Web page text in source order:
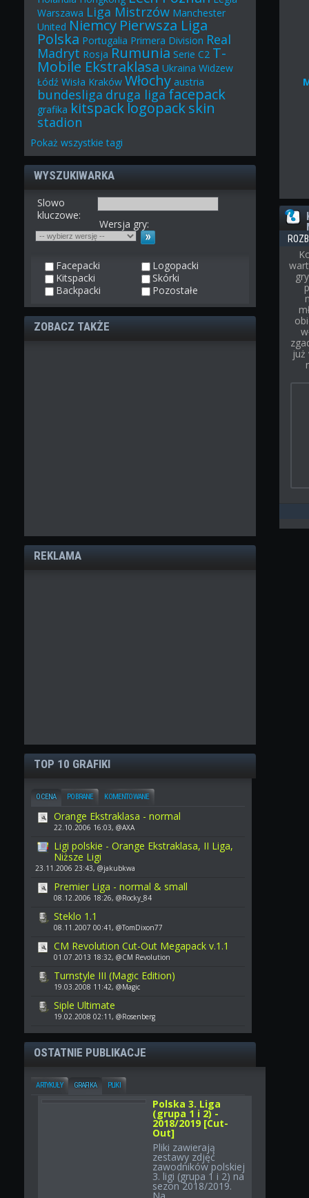
Warszawa Liga Mistrzów Manchester
United Niemcy Pierwsza Liga
Polska Portugalia Primera Division Real
Madryt Rosja Rumunia Serie C2 T-
Mobile Ekstraklasa Ukraina Widzew
Łódź Wisła Kraków Włochy austria
bundesliga druga ligafacepack
grafika kitspacklogopackskin
stadion
Pokażwszystkie tagi
WYSZUKIWARKA
Slowo
kluczowe:
Wersja gry:
Facepacki
Logopacki
Kitspacki
Skórki
Backpacki
Pozostałe
ZOBACZ TAKŻE
REKLAMA
TOP 10 GRAFIKI
OCENA POBRANE KOMENTOWANE
Orange Ekstraklasa - normal
22.10.2006 16:03, @AXA
Ligi polskie - Orange Ekstraklasa, II Liga,
Niższe Ligi
23.11.2006 23:43, @jakubkwa
Premier Liga - normal & small
08.12.2006 18:26, @Rocky_84
Steklo 1.1
08.11.2007 00:41, @TomDixon77
CM Revolution Cut-Out Megapack v.1.1
01.07.2013 18:32, @CM Revolution
Turnstyle III (Magic Edition)
19.03.2008 11:42, @Magic
Siple Ultimate
19.02.2008 02:11, @Rosenberg
OSTATNIE PUBLIKACJE
ARTYKUŁY GRAFIKA PLIKI
Polska 3. Liga
(grupa 1 i 2) -
2018/2019 [Cut-
Out]
Pliki zawierają
zestawy zdjęć
zawodników polskiej
3. ligi (grupa 1 i 2) na
sezon 2018/2019.
już